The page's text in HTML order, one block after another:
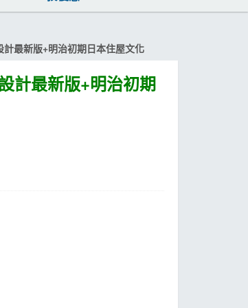
最新版+明治初期日本住屋文化
計最新版+明治初期